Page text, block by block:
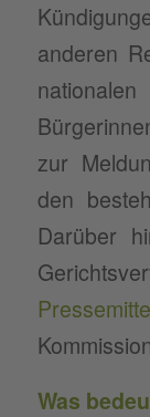
anderen
zur
den
Darüber
Was